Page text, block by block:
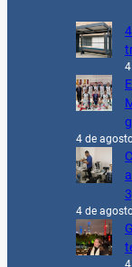
4 de
4 de